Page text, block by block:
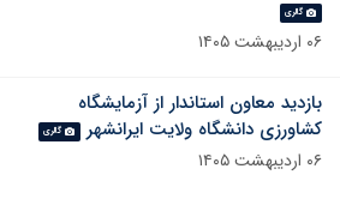
گالری
۰۶ اردیبهشت ۱۴۰۵
بازدید معاون استاندار از آزمایشگاه
کشاورزی دانشگاه ولایت ایرانشهر
گالری
۰۶ اردیبهشت ۱۴۰۵